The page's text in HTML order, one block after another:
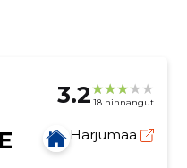
3.2 18 hinnangut
Harjumaa